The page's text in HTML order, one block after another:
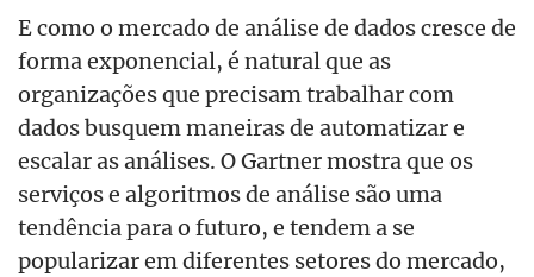
​​E como o mercado de análise de dados cresce de
forma exponencial, é natural que as
organizações que precisam trabalhar com
dados busquem maneiras de automatizar e
escalar as análises. O Gartner mostra que os
serviços e algoritmos de análise são uma
tendência para o futuro, e tendem a se
popularizar em diferentes setores do mercado,